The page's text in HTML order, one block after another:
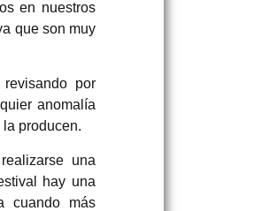
en nuestros
que son muy
por
anomalía
producen.
una
hay una
cuando más